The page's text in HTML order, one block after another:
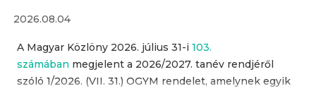
2026.08.04
A Magyar Közlöny 2026. július 31-i 103.
számában megjelent a 2026/2027. tanév rendjéről
szóló 1/2026. (VII. 31.) OGYM rendelet, amelynek egyik